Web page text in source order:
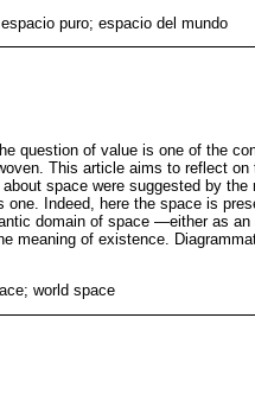
puro; espacio del mundo
question of value is one of the
This article aims to reflect
space were suggested by
Indeed, here the space is
domain of space —either as
meaning of existence.
world space